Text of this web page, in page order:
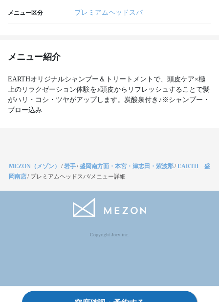
メニュー区分 プレミアムヘッドスパ
メニュー紹介
EARTHオリジナルシャンプー＆トリートメントで、頭皮ケア×極
上のリラクゼーション体験を♪頭皮からリフレッシュすることで髪
がハリ・コシ・ツヤがアップします。炭酸泉付き♪※シャンプー・
ブロー込み
MEZON（メゾン） /岩手/盛岡南方面・本宮・津志田・紫波郡/EARTH 盛
岡南店/ プレミアムヘッドスパ/メニュー詳細
Copyright Jocy inc.